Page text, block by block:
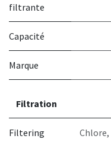
filtrante
Capacité
Marque
Filtration
Filtering Chlore,